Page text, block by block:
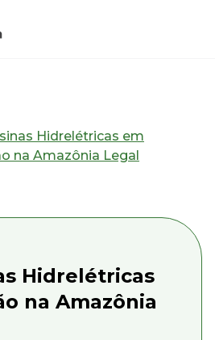
Hidrelétricas em
na Amazônia Legal
Hidrelétricas
na Amazônia